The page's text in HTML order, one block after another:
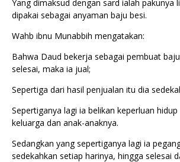
Yang dimaksud dengan sard ialah pakunya
dipakai sebagai anyaman baju besi.
Wahb ibnu Munabbih mengatakan:
Bahwa Daud bekerja sebagai pembuat
selesai, maka ia jual;
Sepertiga dari hasil penjualan itu dia
Sepertiganya lagi ia belikan keperluan
keluarga dan anak-anaknya.
Sedangkan yang sepertiganya lagi ia
sedekahkan setiap harinya, hingga selesai